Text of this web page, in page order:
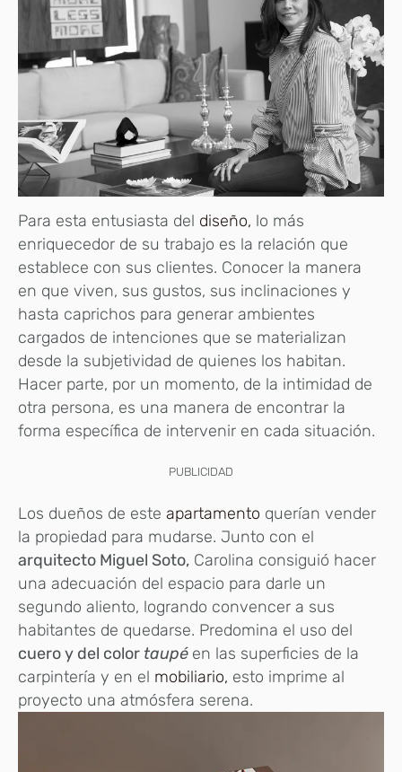
Para esta entusiasta del diseño, lo más
enriquecedor de su trabajo es la relación que
establece con sus clientes. Conocer la manera
en que viven, sus gustos, sus inclinaciones y
hasta caprichos para generar ambientes
cargados de intenciones que se materializan
desde la subjetividad de quienes los habitan.
Hacer parte, por un momento, de la intimidad de
otra persona, es una manera de encontrar la
forma específica de intervenir en cada situación.
PUBLICIDAD
Los dueños de este apartamento querían vender
la propiedad para mudarse. Junto con el
arquitecto Miguel Soto, Carolina consiguió hacer
una adecuación del espacio para darle un
segundo aliento, logrando convencer a sus
habitantes de quedarse. Predomina el uso del
cuero y del color taupé en las superficies de la
carpintería y en el mobiliario, esto imprime al
proyecto una atmósfera serena.